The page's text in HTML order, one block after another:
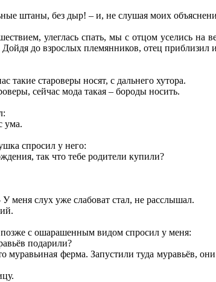
штаны, без дыр! – и, не слушая моих
улеглась спать, мы с отцом уселись
до взрослых племянников, отец приблизил
такие староверы носят, с дальнего хутора.
сейчас мода такая – бороды носить.
ума.
спросил у него:
так что тебе родители купили?
меня слух уже слабоват стал, не расслышал.
с ошарашенным видом спросил у меня:
подарили?
муравьиная ферма. Запустили туда муравьёв,